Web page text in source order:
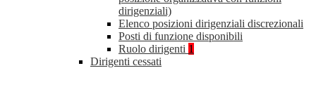
dirigenziali)
Elenco posizioni dirigenziali discrezionali
Posti di funzione disponibili
Ruolo dirigenti 1
Dirigenti cessati